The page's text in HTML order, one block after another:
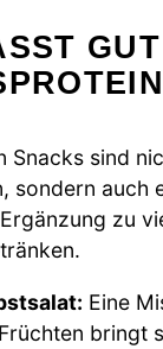
Snacks sind
sondern auch
zu
Eine
bringt